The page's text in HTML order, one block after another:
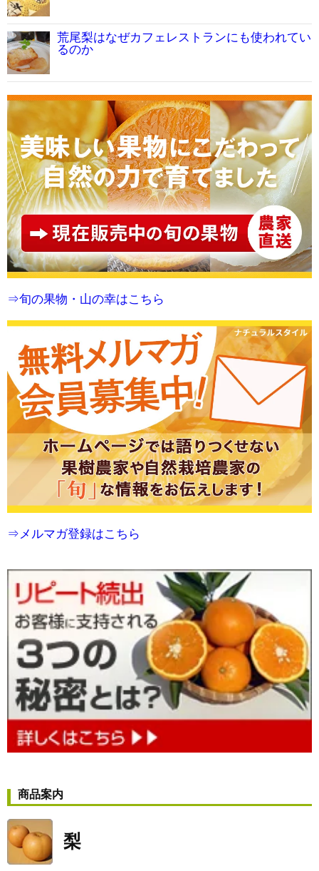
荒尾梨はなぜカフェレストランにも使われてい
るのか
⇒旬の果物・山の幸はこちら
⇒メルマガ登録はこちら
商品案内
梨